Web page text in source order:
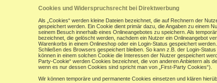
Cookies und Widerspruchsrecht bei Direktwerbung
Als „Cookies“ werden kleine Dateien bezeichnet, die auf Rechnern der
gespeichert werden. Ein Cookie dient primär dazu, die Angaben zu einem
seinem Besuch innerhalb eines Onlineangebotes zu speichern. Als
bezeichnet, die gelöscht werden, nachdem ein Nutzer ein Onlineangebot
Warenkorbs in einem Onlineshop oder ein Login-Status gespeichert
Schließen des Browsers gespeichert bleiben. So kann z.B. der Login-
können in einem solchen Cookie die Interessen der Nutzer gespeichert
Party-Cookie“ werden Cookies bezeichnet, die von anderen Anbietern als
wenn es nur dessen Cookies sind spricht man von „First-Party Cookies“).
Wir können temporäre und permanente Cookies einsetzen und klären